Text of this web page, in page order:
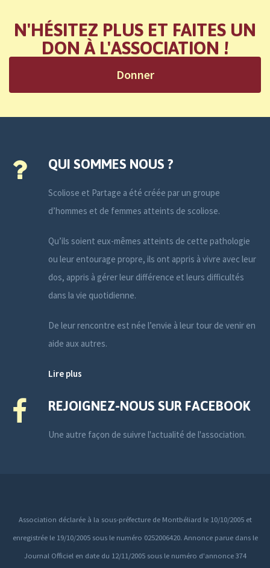
N'HÉSITEZ PLUS ET FAITES UN
DON À L'ASSOCIATION !
Donner
QUI SOMMES NOUS ?
Scoliose et Partage a été créée par un groupe
d’hommes et de femmes atteints de scoliose.
Qu’ils soient eux-mêmes atteints de cette pathologie
ou leur entourage propre, ils ont appris à vivre avec leur
dos, appris à gérer leur différence et leurs difficultés
dans la vie quotidienne.
De leur rencontre est née l’envie à leur tour de venir en
aide aux autres.
Lire plus
REJOIGNEZ-NOUS SUR FACEBOOK
Une autre façon de suivre l'actualité de l'association.
Association déclarée à la sous-préfecture de Montbéliard le 10/10/2005 et
enregistrée le 19/10/2005 sous le numéro 0252006420. Annonce parue dans le
Journal Officiel en date du 12/11/2005 sous le numéro d'annonce 374